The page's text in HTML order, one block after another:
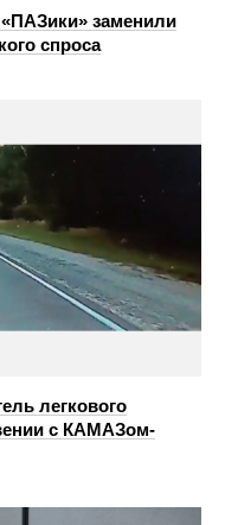
заменили
спроса
легкового
с КАМАЗом-